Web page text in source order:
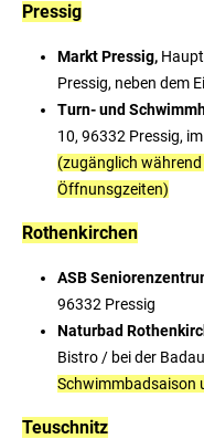
Pressig
Markt Pressig,
Pressig, neben dem
Turn- und
10, 96332 Pressig,
(zugänglich
Öffnunsgzeiten)
Rothenkirchen
ASB
96332 Pressig
Naturbad
Bistro / bei der
Schwimmbadsaison
Teuschnitz